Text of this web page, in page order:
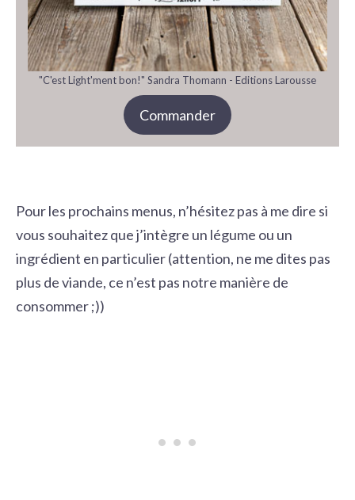
"C'est Light'ment bon!" Sandra Thomann - Editions Larousse
Commander
Pour les prochains menus, n’hésitez pas à me dire si
vous souhaitez que j’intègre un légume ou un
ingrédient en particulier (attention, ne me dites pas
plus de viande, ce n’est pas notre manière de
consommer ;))